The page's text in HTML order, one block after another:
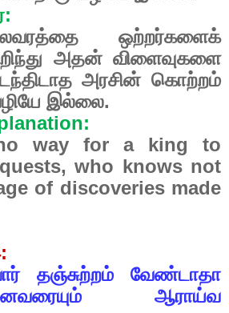
:
ஒற்றர்களைக்
அதன் விளைவுகளை
அரசின் கொற்றம்
இல்லை.
way for a king to
who knows not
of discoveries made
தஞ்சுற்றம்
வேண்டாதா
ஆராய்வ